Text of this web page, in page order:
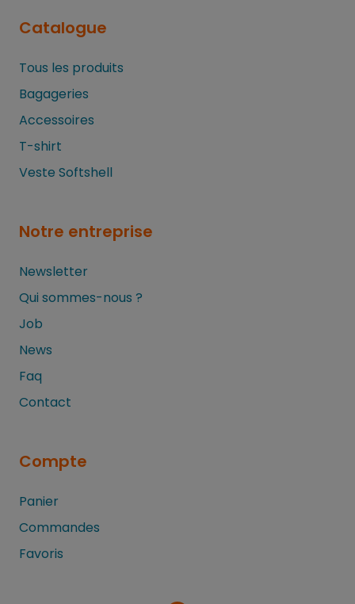
Catalogue
Tous les produits
Bagageries
Accessoires
T-shirt
Veste Softshell
Notre entreprise
Newsletter
Qui sommes-nous ?
Job
News
Faq
Contact
Compte
Panier
Commandes
Favoris